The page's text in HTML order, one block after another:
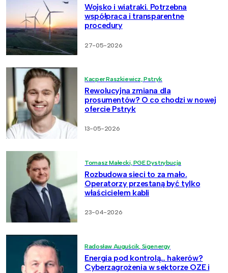
Wojsko i wiatraki. Potrzebna
współpraca i transparentne
procedury
27-05-2026
Kacper Raszkiewicz, Pstryk
Rewolucyjna zmiana dla
prosumentów? O co chodzi w nowej
ofercie Pstryk
13-05-2026
Tomasz Małecki, PGE Dystrybucja
Rozbudowa sieci to za mało.
Operatorzy przestaną być tylko
właścicielem kabli
23-04-2026
Radosław Auguścik, Sigenergy
Energia pod kontrolą… hakerów?
Cyberzagrożenia w sektorze OZE i